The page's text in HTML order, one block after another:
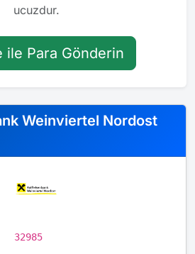
ucuzdur.
ile Para Gönderin
Weinviertel Nordost
32985